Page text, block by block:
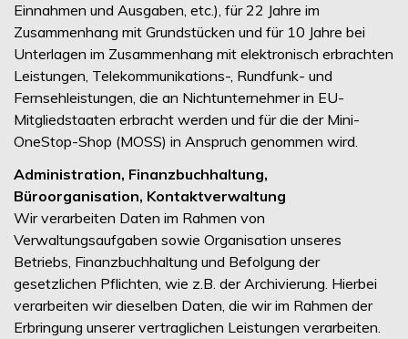
Einnahmen und Ausgaben, etc.), für 22 Jahre im
Zusammenhang mit Grundstücken und für 10 Jahre bei
Unterlagen im Zusammenhang mit elektronisch erbrachten
Leistungen, Telekommunikations-, Rundfunk- und
Fernsehleistungen, die an Nichtunternehmer in EU-
Mitgliedstaaten erbracht werden und für die der Mini-
OneStop-Shop (MOSS) in Anspruch genommen wird.
Administration, Finanzbuchhaltung,
Büroorganisation, Kontaktverwaltung
Wir verarbeiten Daten im Rahmen von
Verwaltungsaufgaben sowie Organisation unseres
Betriebs, Finanzbuchhaltung und Befolgung der
gesetzlichen Pflichten, wie z.B. der Archivierung. Hierbei
verarbeiten wir dieselben Daten, die wir im Rahmen der
Erbringung unserer vertraglichen Leistungen verarbeiten.